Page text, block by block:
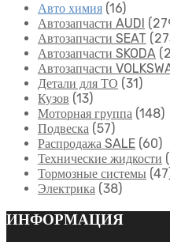
Авто химия (16)
Автозапчасти AUDI
Автозапчасти SEAT
Автозапчасти SKODA
Автозапчасти
Детали для ТО (31)
Кузов (13)
Моторная группа (148)
Подвеска (57)
Распродажа SALE (60)
Технические жидкости
Тормозные системы
Электрика (38)
ИНФОРМАЦИЯ